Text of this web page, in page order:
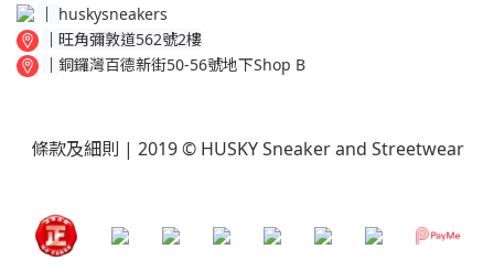
│ huskysneakers
│ 旺角彌敦道562號2樓
│ 銅鑼灣百德新街50-56號地下Shop B
條款及細則 | 2019 © HUSKY Sneaker and Streetwear